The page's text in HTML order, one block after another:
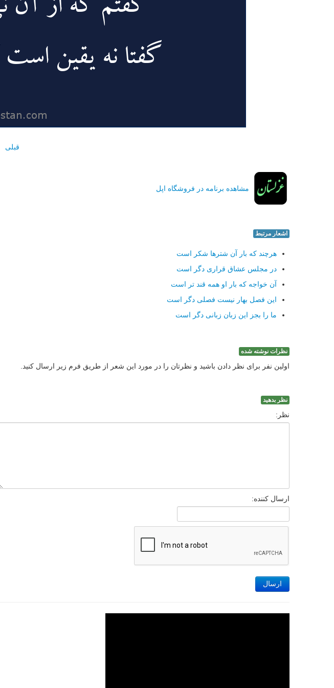
قبلی
مشاهده برنامه در فروشگاه اپل
اشعار مرتبط
هرچند که بار آن شترها شکر است
در مجلس عشاق قراری دگر است
آن خواجه که بار او همه قند تر است
این فصل بهار نیست فصلی دگر است
ما را بجز این زبان زبانی دگر است
نظرات نوشته شده
اولین نفر برای نظر دادن باشید و نظرتان را در مورد این شعر از طریق فرم زیر ارسال کنید.
نظر بدهید
نظر:
ارسال کننده:
ارسال